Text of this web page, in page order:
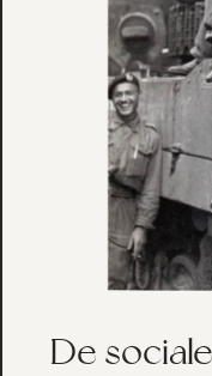
De